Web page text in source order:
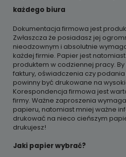
każdego biura
Dokumentacja firmowa jest
Zwłaszcza że posiadasz jej
nieodzownym i absolutnie
każdej firmie. Papier jest
produktem w codziennej pracy.
faktury, oświadczenia czy podania
powinny być drukowane na
Korespondencja firmowa jest
firmy. Ważne zaproszenia
papieru, natomiast mniej ważne
drukować na nieco cieńszym
drukujesz!
Jaki papier wybrać?